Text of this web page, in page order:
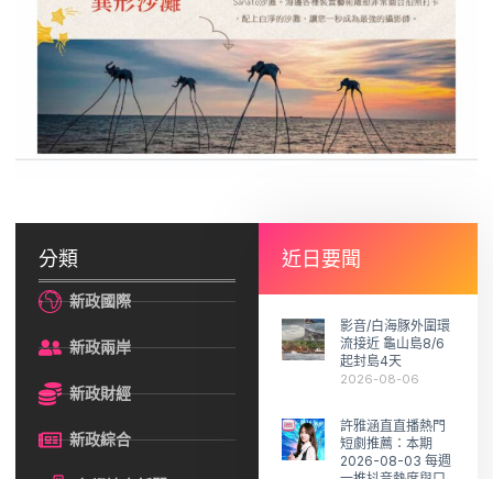
分類
新政國際
新政兩岸
新政財經
新政綜合
近日要聞
影音/白海豚外圍環
流接近 龜山島8/6
起封島4天
2026-08-06
許雅涵直直播熱門
短劇推薦：本期
2026-08-03 每週